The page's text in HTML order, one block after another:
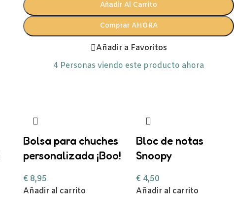
Añadir Al Carrito
Comprar AHORA
Añadir a Favoritos
4 Personas viendo este producto ahora
Bolsa para chuches
personalizada ¡Boo!
€ 8,95
Añadir al carrito
Bloc de notas
Snoopy
€ 4,50
Añadir al carrito